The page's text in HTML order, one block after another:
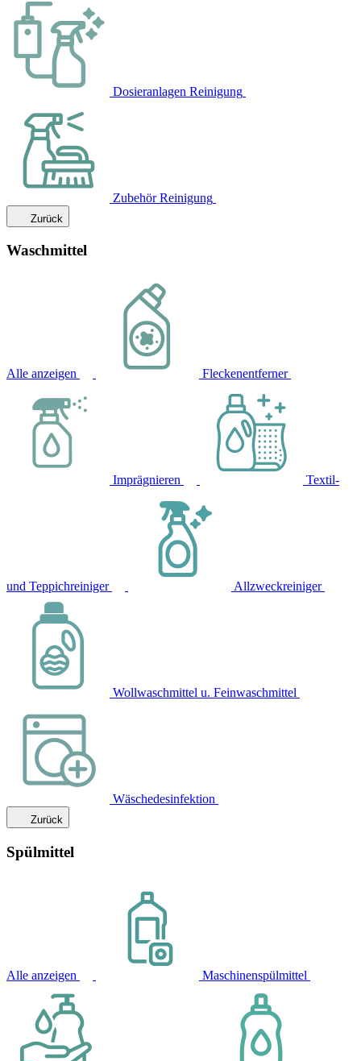
Dosieranlagen Reinigung
Zubehör Reinigung
Zurück
Waschmittel
Alle anzeigen Fleckenentferner
Imprägnieren Textil-
und Teppichreiniger Allzweckreiniger
Wollwaschmittel u. Feinwaschmittel
Wäschedesinfektion
Zurück
Spülmittel
Alle anzeigen Maschinenspülmittel